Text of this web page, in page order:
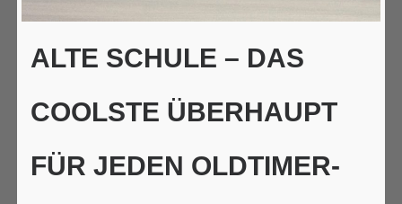
ALTE SCHULE – DAS
COOLSTE ÜBERHAUPT
FÜR JEDEN OLDTIMER-